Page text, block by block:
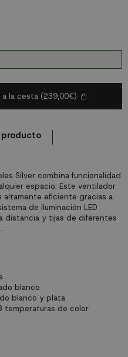
Silver combina funcionalidad
espacio. Este ventilador
altamente eficiente gracias a
de iluminación LED
distancia y tijas de diferentes
blanco
blanco y plata
temperaturas de color
a la cesta (239,00€)